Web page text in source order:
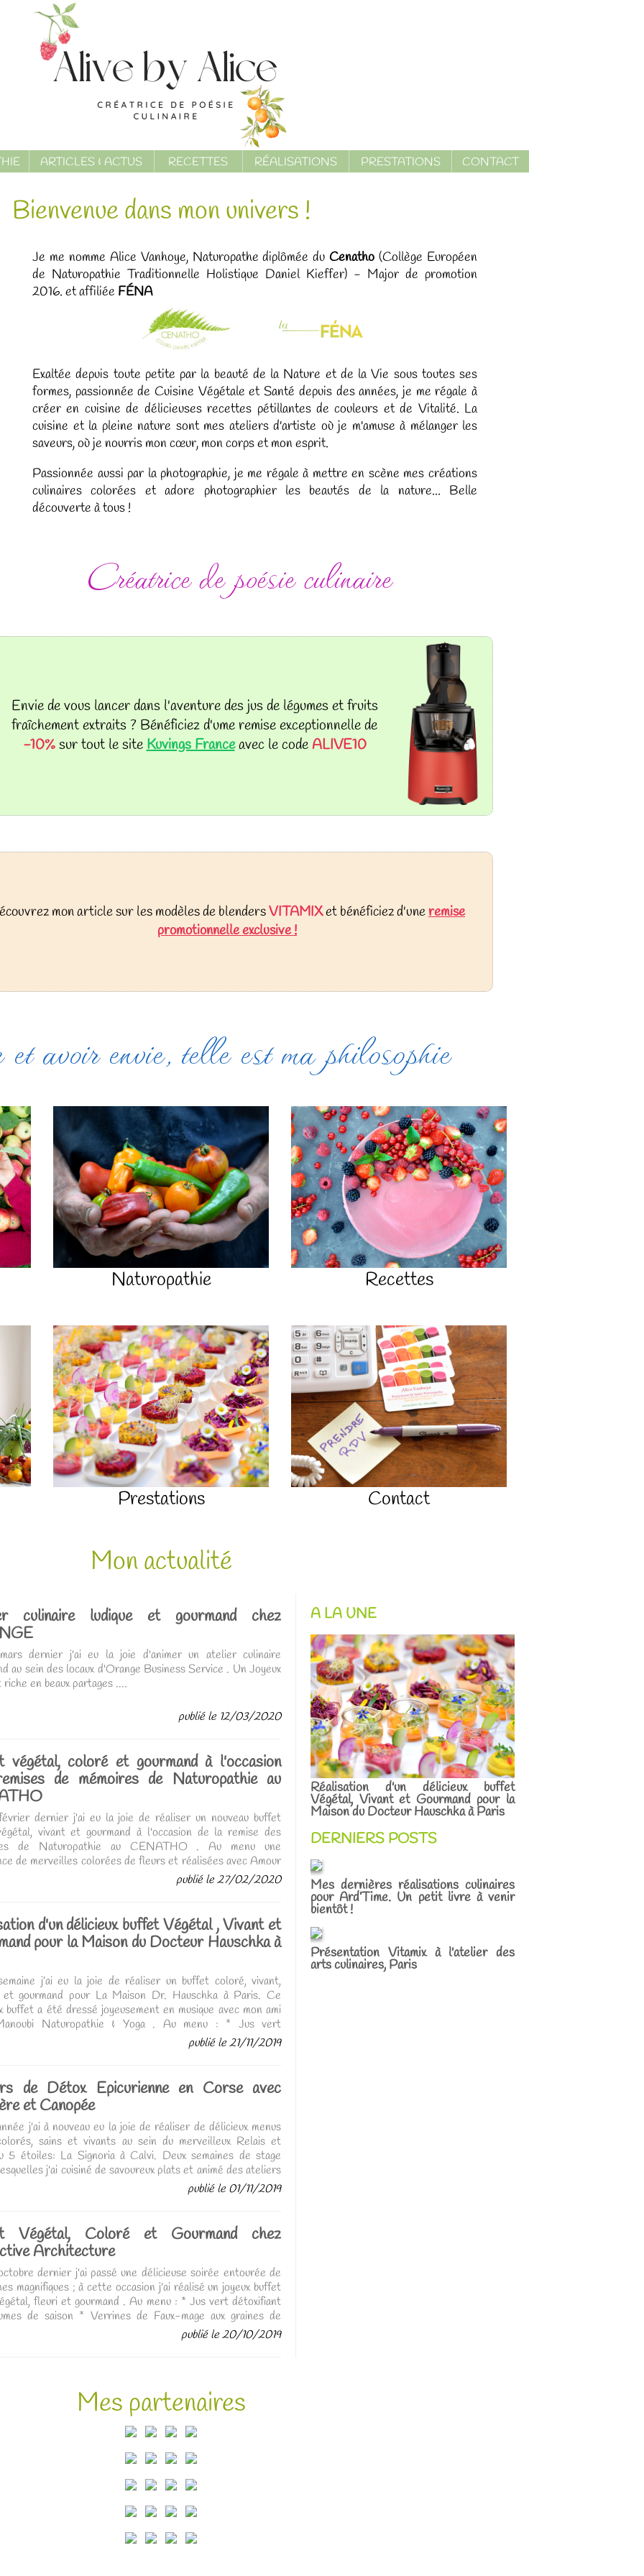
ARTICLES & ACTUS RECETTES RÉALISATIONS PRESTATIONS CONTACT
Bienvenue dans mon univers !
Je me nomme Alice Vanhoye, Naturopathe diplômée duCenatho (Collège Européen
de Naturopathie Traditionnelle Holistique Daniel Kieffer) - Major de promotion
2016. et affiliée FÉNA
Exaltée depuis toute petite par la beauté de la Nature et de la Vie sous toutes ses
formes, passionnée de Cuisine Végétale et Santé depuis des années, je me régale à
créer en cuisine de délicieuses recettes pétillantes de couleurs et de Vitalité. La
cuisine et la pleine nature sont mes ateliers d'artiste où je m'amuse à mélanger les
saveurs, où je nourris mon cœur, mon corps et mon esprit.
Passionnée aussi par la photographie, je me régale à mettre en scène mes créations
culinaires colorées et adore photographier les beautés de la nature... Belle
découverte à tous !
Créatrice de poésie culinaire
Envie de vous lancer dans l'aventure des jus de légumes et fruits
fraîchement extraits ? Bénéficiez d'ume remise exceptionnelle de
-10%sur tout le siteKuvings Franceavec le codeALIVE10
mon article sur les modèles de blendersVITAMIXet bénéficiez d'uneremise
promotionnelle exclusive !
avoir envie, telle est ma philosophie
Naturopathie Recettes
Prestations Contact
Mon actualité
culinaire ludique et gourmand chez
dernier j'ai eu la joie d'animer un atelier culinaire
au sein des locaux d'Orange Business Service . Un Joyeux
riche en beaux partages ....
publié le 12/03/2020
végétal, coloré et gourmand à l'occasion
de mémoires de Naturopathie au
dernier j'ai eu la joie de réaliser un nouveau buffet
vivant et gourmand à l'occasion de la remise des
de Naturopathie au CENATHO . Au menu une
de merveilles colorées de fleurs et réalisées avec Amour
Merci à mon ami Sabri pour son aide au dressage . ...
publié le 27/02/2020
d'un délicieux buffet Végétal , Vivant et
pour la Maison du Docteur Hauschka à
j’ai eu la joie de réaliser un buffet coloré, vivant,
et gourmand pour La Maison Dr. Hauschka à Paris. Ce
buffet a été dressé joyeusement en musique avec mon ami
Naturopathie & Yoga . Au menu : * Jus vert
aux légumes de saison * Velouté de potimarron, coco et
* Duo de quinoa : betterave citron-vert & carottes
de chanvre décortiquées * Houmous doux au curcuma
* Émulsion provençale à l’ail des ours et spaghettis de
fleurs de bourrache * Faux-mage de graines de tournesol
aux fines herbes * Salade de chou rouge & pommes ...
publié le 21/11/2019
de Détox Epicurienne en Corse avec
et Canopée
j'ai à nouveau eu la joie de réaliser de délicieux menus
sains et vivants au sein du merveilleux Relais et
5 étoiles: La Signoria à Calvi. Deux semaines de stage
j'ai cuisiné de savoureux plats et animé des ateliers
publié le 01/11/2019
Végétal, Coloré et Gourmand chez
Architecture
dernier j'ai passé une délicieuse soirée entourée de
magnifiques ; à cette occasion j'ai réalisé un joyeux buffet
fleuri et gourmand . Au menu : * Jus vert détoxifiant
de saison * Verrines de Faux-mage aux graines de
germées * Houmous au curcuma et pétales de cosmos *
à la bettarveet graines germées * émulsion provençale au
légumes à l'Indienne * Farandole de fruits de saison et
* Crème cacaotée orgasmique aux fèves de cacao crues de
Criollo * Emulsion sensuelle de man...
publié le 20/10/2019
A LA UNE
Réalisation d'un délicieux buffet
Végétal, Vivant et Gourmand pour la
Maison du Docteur Hauschka à Paris
DERNIERS POSTS
Mes dernières réalisations culinaires
pour Ard’Time. Un petit livre à venir
bientôt !
Présentation Vitamix à l'atelier des
arts culinaires, Paris
Mes partenaires